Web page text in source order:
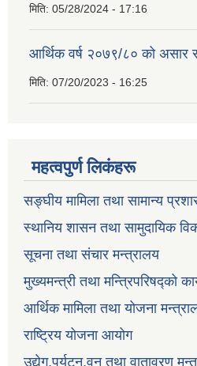
मिति: 05/28/2024 - 17:16
आर्थिक वर्ष २०७९/८० को असार
मिति: 07/20/2023 - 16:25
महत्वपुर्ण लिकंहरू
सङ्घीय मामिला तथा सामान्य
स्थानिय शासन तथा सामुदायिक
सूचना तथा संचार मन्त्रालय
मुख्यमन्त्री तथा मन्त्रिपरिषद्को
आर्थिक मामिला तथा योजना
राष्ट्रिय योजना आयोग
उद्येग,पर्यटन,वन तथा वातावरण